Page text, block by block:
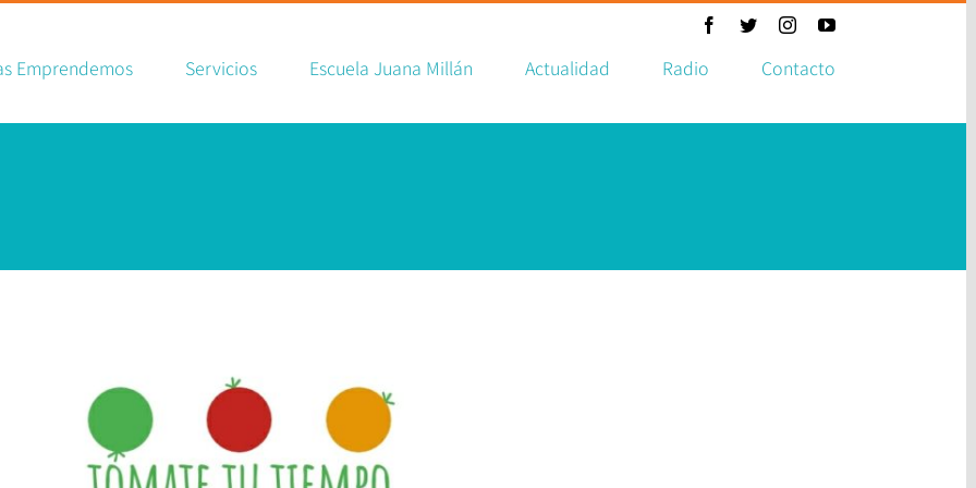
Facebook
TwitterInstagramYouTube
Emprendemos
Servicios Escuela Juana Millán Actualidad Radio Contacto